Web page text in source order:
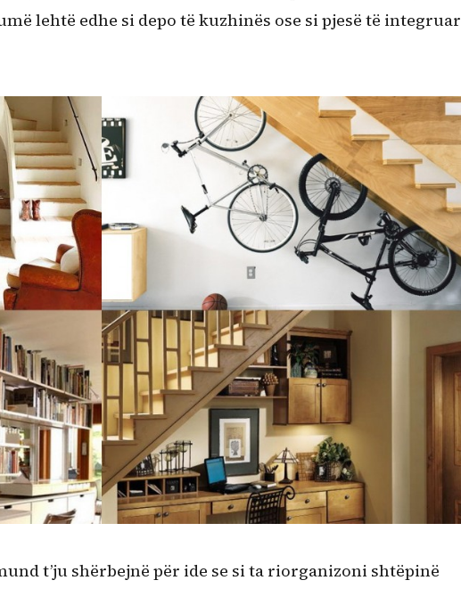
lehtë edhe si depo të kuzhinës ose si pjesë të integruar
t’ju shërbejnë për ide se si ta riorganizoni shtëpinë